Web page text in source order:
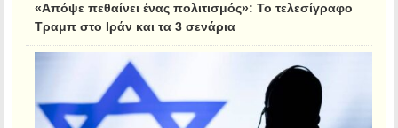
«Απόψε πεθαίνει ένας πολιτισμός»: Το τελεσίγραφο
Τραμπ στο Ιράν και τα 3 σενάρια